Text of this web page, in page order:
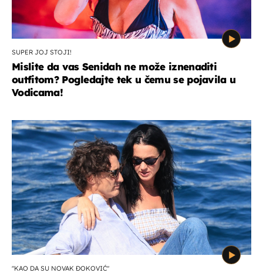
SUPER JOJ STOJI!
Mislite da vas Senidah ne može iznenaditi
outfitom? Pogledajte tek u čemu se pojavila u
Vodicama!
"KAO DA SU NOVAK ĐOKOVIĆ"